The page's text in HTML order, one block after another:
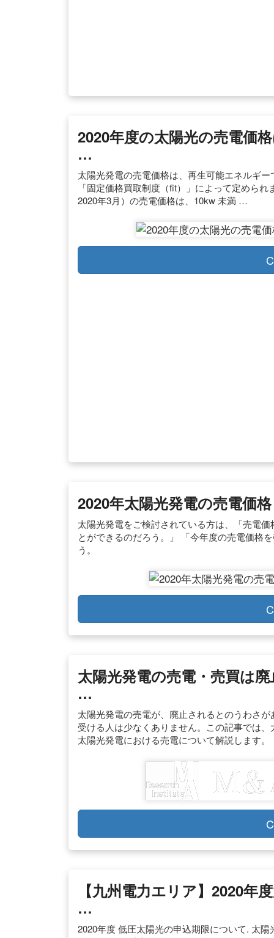
2020年度の太陽光の売電価
…
太陽光発電の売電価格は、再生可能エネルギ
「固定価格買取制度（fit）」によって定めら
2020年3月）の売電価格は、10kw 未満 …
2020年太陽光発電の売電価
太陽光発電をご検討されている方は、「売電
とができるのだろう。」 「今年度の売電価格
う。
太陽光発電の売電・売買は
…
太陽光発電の売電が、廃止されるとのうわさ
受ける人は少なくありません。この記事では
太陽光発電における売電について解説します。
【九州電力エリア】2020年
…
2020年度 低圧太陽光の申込期限について. 太